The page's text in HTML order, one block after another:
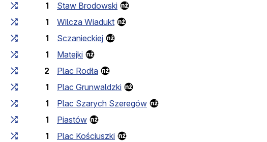
1
Staw Brodowski
1
Wilcza Wiadukt
1
Sczanieckiej
1
Matejki
2
Plac Rodła
1
Plac Grunwaldzki
1
Plac Szarych Szeregów
1
Piastów
1
Plac Kościuszki